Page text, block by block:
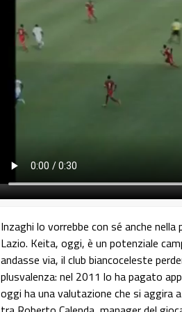
Inzaghi lo vorrebbe con sé anche
Lazio. Keita, oggi, è un potenziale
andasse via, il club biancoceleste
plusvalenza: nel 2011 lo ha pagato
oggi ha una valutazione che si